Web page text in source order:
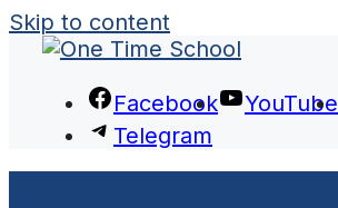
Skip to content
Facebook YouTube
Telegram